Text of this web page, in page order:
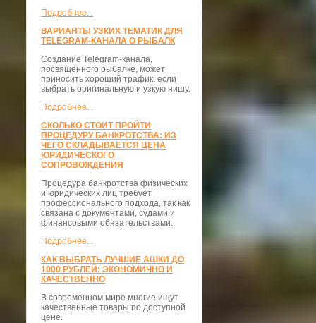
Подробнее...
ВАРИАНТЫ УЗКИХ ТЕМАТИК ДЛЯ
TELEGRAM-КАНАЛА О РЫБАЛК
Создание Telegram-канала,
посвящённого рыбалке, может
приносить хороший трафик, если
выбрать оригинальную и узкую нишу.
Подробнее...
СКОЛЬКО СТОИТ ПРОЙТИ
ПРОЦЕДУРУ БАНКРОТСТВА: ИЗ
ЧЕГО СКЛАДЫВАЕТСЯ ЦЕНА
ЮРИДИЧЕСКОГО
СОПРОВОЖДЕНИЯ
Процедура банкротства физических
и юридических лиц требует
профессионального подхода, так как
связана с документами, судами и
финансовыми обязательствами.
Подробнее...
КАК ВЫБРАТЬ ЛУЧШИЕ АШКИ ДО
1000 РУБЛЕЙ: ЭКОНОМИЧНО И
КАЧЕСТВЕННО
В современном мире многие ищут
качественные товары по доступной
цене.